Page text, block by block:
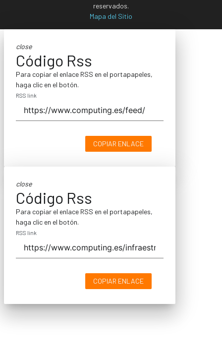
reservados.
Mapa del Sitio
close
Código Rss
Para copiar el enlace RSS en el portapapeles,
haga clic en el botón.
RSS link
COPIAR ENLACE
close
Código Rss
Para copiar el enlace RSS en el portapapeles,
haga clic en el botón.
RSS link
COPIAR ENLACE